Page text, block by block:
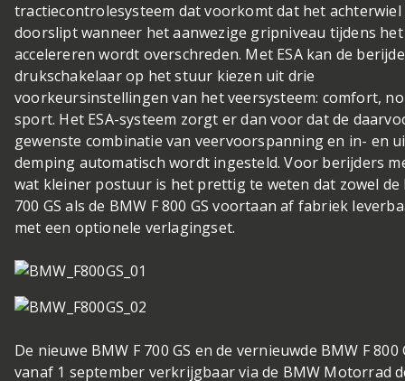
tractiecontrolesysteem dat voorkomt dat het achterwiel
doorslipt wanneer het aanwezige gripniveau tijdens het
accelereren wordt overschreden. Met ESA kan de
drukschakelaar op het stuur kiezen uit drie
voorkeursinstellingen van het veersysteem: comfort,
sport. Het ESA-systeem zorgt er dan voor dat de
gewenste combinatie van veervoorspanning en in- en
demping automatisch wordt ingesteld. Voor berijders
wat kleiner postuur is het prettig te weten dat zowel de
700 GS als de BMW F 800 GS voortaan af fabriek
met een optionele verlagingset.
De nieuwe BMW F 700 GS en de vernieuwde BMW F 800
vanaf 1 september verkrijgbaar via de BMW Motorrad